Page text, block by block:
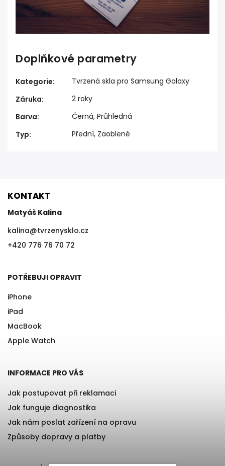
Doplňkové parametry
Kategorie:
Tvrzená skla pro Samsung Galaxy
Záruka:
2 roky
Barva:
Černá, Průhledná
Typ: Přední, Zaoblené
KONTAKT
Matyáš Kalina
kalina@tvrzenysklo.cz
+420 776 76 70 72
POTŘEBUJI OPRAVIT
iPhone
iPad
MacBook
Apple Watch
INFORMACE PRO VÁS
Jak postupovat při reklamaci
Jak funguje diagnostika
Jak nám poslat zařízení na opravu
Způsoby dopravy a platby